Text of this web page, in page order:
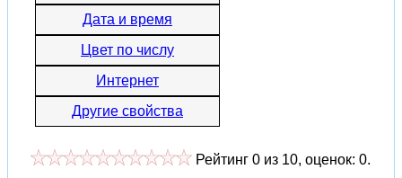
Дата и время
Цвет по числу
Интернет
Другие свойства
Рейтинг 0 из 10, оценок: 0.